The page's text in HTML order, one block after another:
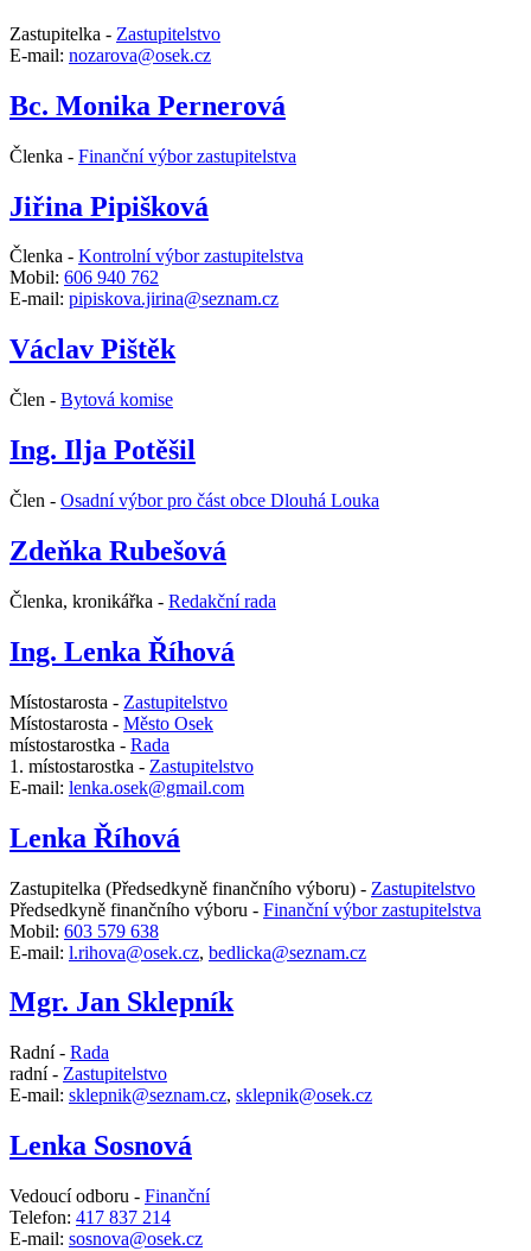
Zastupitelka - Zastupitelstvo
E-mail: nozarova@osek.cz
Bc. Monika Pernerová
Členka - Finanční výbor zastupitelstva
Jiřina Pipišková
Členka - Kontrolní výbor zastupitelstva
Mobil: 606 940 762
E-mail: pipiskova.jirina@seznam.cz
Václav Pištěk
Člen - Bytová komise
Ing. Ilja Potěšil
Člen - Osadní výbor pro část obce Dlouhá Louka
Zdeňka Rubešová
Členka, kronikářka - Redakční rada
Ing. Lenka Říhová
Místostarosta - Zastupitelstvo
Místostarosta - Město Osek
místostarostka - Rada
1. místostarostka - Zastupitelstvo
E-mail: lenka.osek@gmail.com
Lenka Říhová
Zastupitelka (Předsedkyně finančního výboru) - Zastupitelstvo
Předsedkyně finančního výboru - Finanční výbor zastupitelstva
Mobil: 603 579 638
E-mail: l.rihova@osek.cz, bedlicka@seznam.cz
Mgr. Jan Sklepník
Radní - Rada
radní - Zastupitelstvo
E-mail: sklepnik@seznam.cz, sklepnik@osek.cz
Lenka Sosnová
Vedoucí odboru - Finanční
Telefon: 417 837 214
E-mail: sosnova@osek.cz